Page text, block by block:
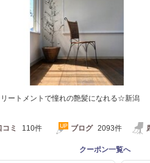
ートメントで憧れの艶髪になれる☆新潟
コミ 110件 ブログ 2093件
クーポン一覧へ